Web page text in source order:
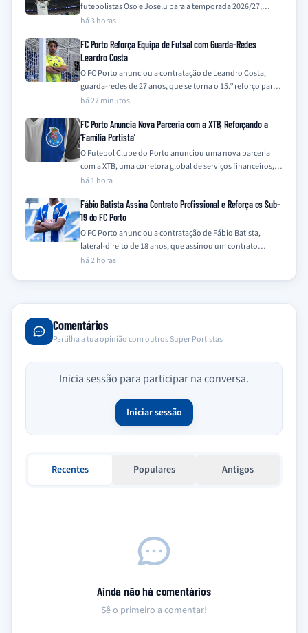
futebolistas Oso e Joselu para a temporada 2026/27,
contrariando recentes especulações…
há 3 horas
FC Porto Reforça Equipa de Futsal com Guarda-Redes
Leandro Costa
O FC Porto anunciou a contratação de Leandro Costa,
guarda-redes de 27 anos, que se torna o 15.º reforço para a
equipa…
há 27 minutos
FC Porto Anuncia Nova Parceria com a XTB, Reforçando a
‘Família Portista’
O Futebol Clube do Porto anunciou uma nova parceria
com a XTB, uma corretora global de serviços financeiros,
integrando a empresa na…
há 1 hora
Fábio Batista Assina Contrato Profissional e Reforça os Sub-
19 do FC Porto
O FC Porto anunciou a contratação de Fábio Batista,
lateral-direito de 18 anos, que assinou um contrato
profissional com o clube e…
há 2 horas
Comentários
Partilha a tua opinião com outros Super Portistas
Inicia sessão para participar na conversa.
Iniciar sessão
Recentes Populares Antigos
Ainda não há comentários
Sê o primeiro a comentar!